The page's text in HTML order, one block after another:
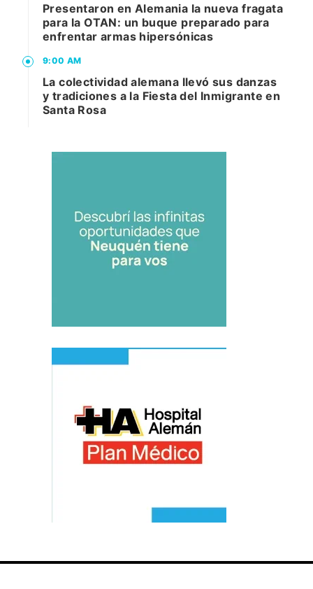
Presentaron en Alemania la nueva fragata
para la OTAN: un buque preparado para
enfrentar armas hipersónicas
9:00 AM
La colectividad alemana llevó sus danzas
y tradiciones a la Fiesta del Inmigrante en
Santa Rosa